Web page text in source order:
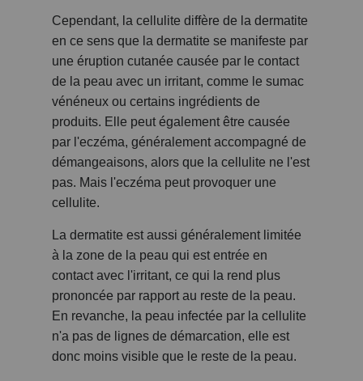
Cependant, la cellulite diffère de la dermatite
en ce sens que la dermatite se manifeste par
une éruption cutanée causée par le contact
de la peau avec un irritant, comme le sumac
vénéneux ou certains ingrédients de
produits. Elle peut également être causée
par l'eczéma, généralement accompagné de
démangeaisons, alors que la cellulite ne l'est
pas. Mais l'eczéma peut provoquer une
cellulite.
La dermatite est aussi généralement limitée
à la zone de la peau qui est entrée en
contact avec l'irritant, ce qui la rend plus
prononcée par rapport au reste de la peau.
En revanche, la peau infectée par la cellulite
n'a pas de lignes de démarcation, elle est
donc moins visible que le reste de la peau.